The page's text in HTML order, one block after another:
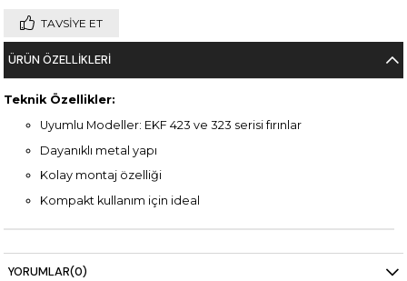
TAVSIYE ET
ÜRÜN ÖZELLIKLERI
Teknik Özellikler:
Uyumlu Modeller: EKF 423 ve 323 serisi fırınlar
Dayanıklı metal yapı
Kolay montaj özelliği
Kompakt kullanım için ideal
YORUMLAR(0)